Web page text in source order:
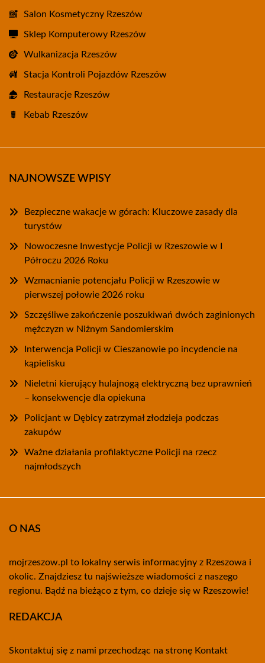
Salon Kosmetyczny Rzeszów
Sklep Komputerowy Rzeszów
Wulkanizacja Rzeszów
Stacja Kontroli Pojazdów Rzeszów
Restauracje Rzeszów
Kebab Rzeszów
NAJNOWSZE WPISY
Bezpieczne wakacje w górach: Kluczowe zasady dla
turystów
Nowoczesne Inwestycje Policji w Rzeszowie w I
Półroczu 2026 Roku
Wzmacnianie potencjału Policji w Rzeszowie w
pierwszej połowie 2026 roku
Szczęśliwe zakończenie poszukiwań dwóch zaginionych
mężczyzn w Niżnym Sandomierskim
Interwencja Policji w Cieszanowie po incydencie na
kąpielisku
Nieletni kierujący hulajnogą elektryczną bez uprawnień
– konsekwencje dla opiekuna
Policjant w Dębicy zatrzymał złodzieja podczas
zakupów
Ważne działania profilaktyczne Policji na rzecz
najmłodszych
O NAS
mojrzeszow.pl to lokalny serwis informacyjny z Rzeszowa i
okolic. Znajdziesz tu najświeższe wiadomości z naszego
regionu. Bądź na bieżąco z tym, co dzieje się w Rzeszowie!
REDAKCJA
Skontaktuj się z nami przechodząc na stronę Kontakt